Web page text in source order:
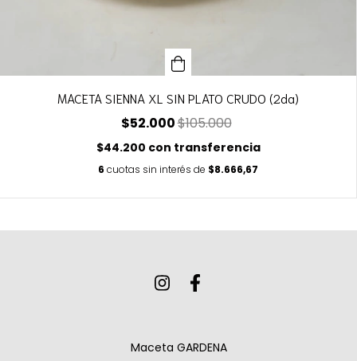
MACETA SIENNA XL SIN PLATO CRUDO (2da)
$52.000$105.000
$44.200 con transferencia
6 cuotas sin interés de $8.666,67
Maceta GARDENA